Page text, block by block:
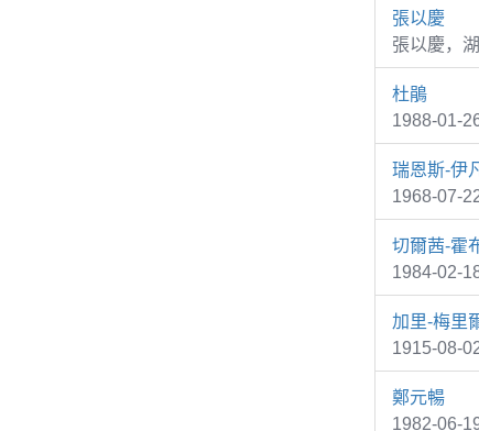
張以慶
張以慶，
杜鵑
1988-01-
瑞恩斯-伊
1968-07-
切爾茜-霍
1984-02-
加里-梅里
1915-08-
鄭元暢
1982-06-